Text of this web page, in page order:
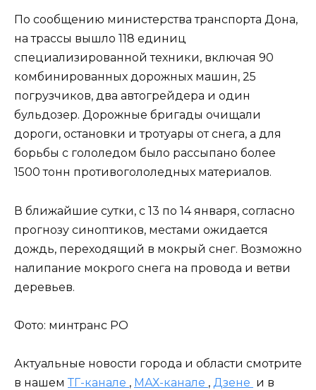
По сообщению министерства транспорта Дона,
на трассы вышло 118 единиц
специализированной техники, включая 90
комбинированных дорожных машин, 25
погрузчиков, два автогрейдера и один
бульдозер. Дорожные бригады очищали
дороги, остановки и тротуары от снега, а для
борьбы с гололедом было рассыпано более
1500 тонн противогололедных материалов.
В ближайшие сутки, с 13 по 14 января, согласно
прогнозу синоптиков, местами ожидается
дождь, переходящий в мокрый снег. Возможно
налипание мокрого снега на провода и ветви
деревьев.
Фото: минтранс РО
Актуальные новости города и области смотрите
в нашем ТГ-канале , МАХ-канале , Дзене и в